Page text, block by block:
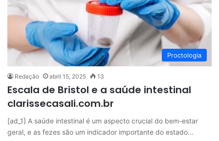
Proctologia
Redação abril 15, 2025 13
Escala de Bristol e a saúde intestinal
clarissecasali.com.br
[ad_1] A saúde intestinal é um aspecto crucial do bem-estar
geral, e as fezes são um indicador importante do estado…